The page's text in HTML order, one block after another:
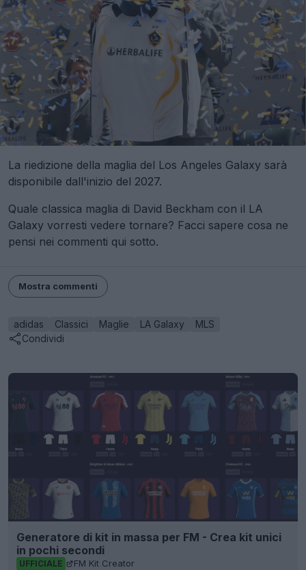
La riedizione della maglia del Los Angeles Galaxy sarà
disponibile dall'inizio del 2027.
Quale classica maglia di David Beckham con il LA
Galaxy vorresti vedere tornare? Facci sapere cosa ne
pensi nei commenti qui sotto.
Mostra commenti
adidas Classici Maglie LA Galaxy
MLS
Condividi
Generatore di kit in massa per FM - Crea kit unici
in pochi secondi
UFFICIALE FM Kit Creator